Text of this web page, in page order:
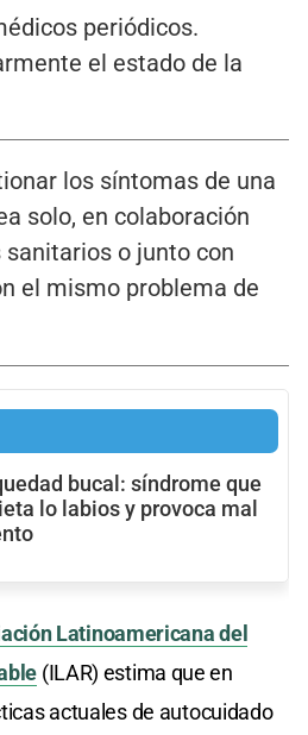
periódicos.
el estado de la
los síntomas de una
solo, en colaboración
o junto con
el mismo problema de
bucal: síndrome que
lo labios y provoca mal
Latinoamericana del
(ILAR) estima que en
actuales de autocuidado